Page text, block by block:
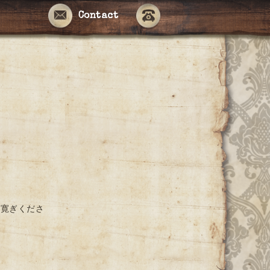
Contact
ぎくださ